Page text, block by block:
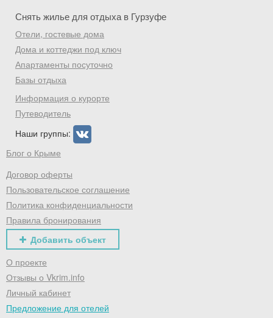
Снять жилье для отдыха в Гурзуфе
Отели, гостевые дома
Дома и коттеджи под ключ
Апартаменты посуточно
Базы отдыха
Информация о курорте
Путеводитель
Наши группы:
Блог о Крыме
Договор оферты
Пользовательское соглашение
Политика конфиденциальности
Правила бронирования
Добавить объект
О проекте
Отзывы о Vkrim.info
Личный кабинет
Предложение для отелей
Скидка −5%
Хочешь дешевле? Оставь почту и получи
промокод на первое бронирование!